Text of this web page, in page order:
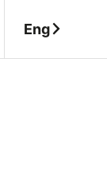
Eng